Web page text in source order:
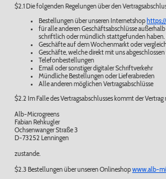
$2.1 Die folgenden Regelungen über den
Bestellungen über unseren Internetshop
für alle anderen Geschäftsabschlüsse
schriftlich oder mündlich stattgefunden haben.
Geschäfte auf dem Wochenmarkt oder
Geschäfte, welche direkt mit uns
Telefonbestellungen
Email oder sonstiger digitaler Schriftverkehr
Mündliche Bestellungen oder Lieferabreden
Alle anderen möglichen Vertragsabschlüsse
$2.2 Im Falle des Vertragsabschlusses kommt der Vertrag
Alb-Microgreens
Fabian Rehkugler
Ochsenwanger Straße 3
D-73252 Lenningen
zustande.
$2.3 Bestellungen über unseren Onlineshopwww.alb-